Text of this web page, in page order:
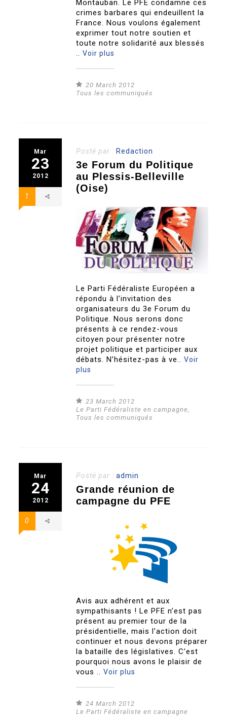
Montauban. Le PFE condamne ces
crimes barbares qui endeuillent la
France. Nous voulons également
exprimer tout notre soutien et
toute notre solidarité aux blessés
..Voir plus
20 March 2012
Tous les communiqués
Mar
23
2012
1
Posté par : Redaction
3e Forum du Politique
au Plessis-Belleville
(Oise)
Le Parti Fédéraliste Européen a
répondu à l’invitation des
organisateurs du 3e Forum du
Politique. Nous serons donc
présents à ce rendez-vous
citoyen pour présenter notre
projet politique et participer aux
débats. N’hésitez-pas à ve..Voir
plus
23 March 2012
Le Parti Fédéraliste en campagne
Tous les communiqués
Mar
24
2012
0
Posté par :admin
Grande réunion de
campagne du PFE
Avis aux adhérent et aux
sympathisants ! Le PFE n’est pas
présent au premier tour de la
présidentielle, mais l’action doit
continuer et nous devons préparer
la bataille des législatives. C’est
pourquoi nous avons le plaisir de
vous ..Voir plus
24 March 2012
Le Parti Fédéraliste en campagne